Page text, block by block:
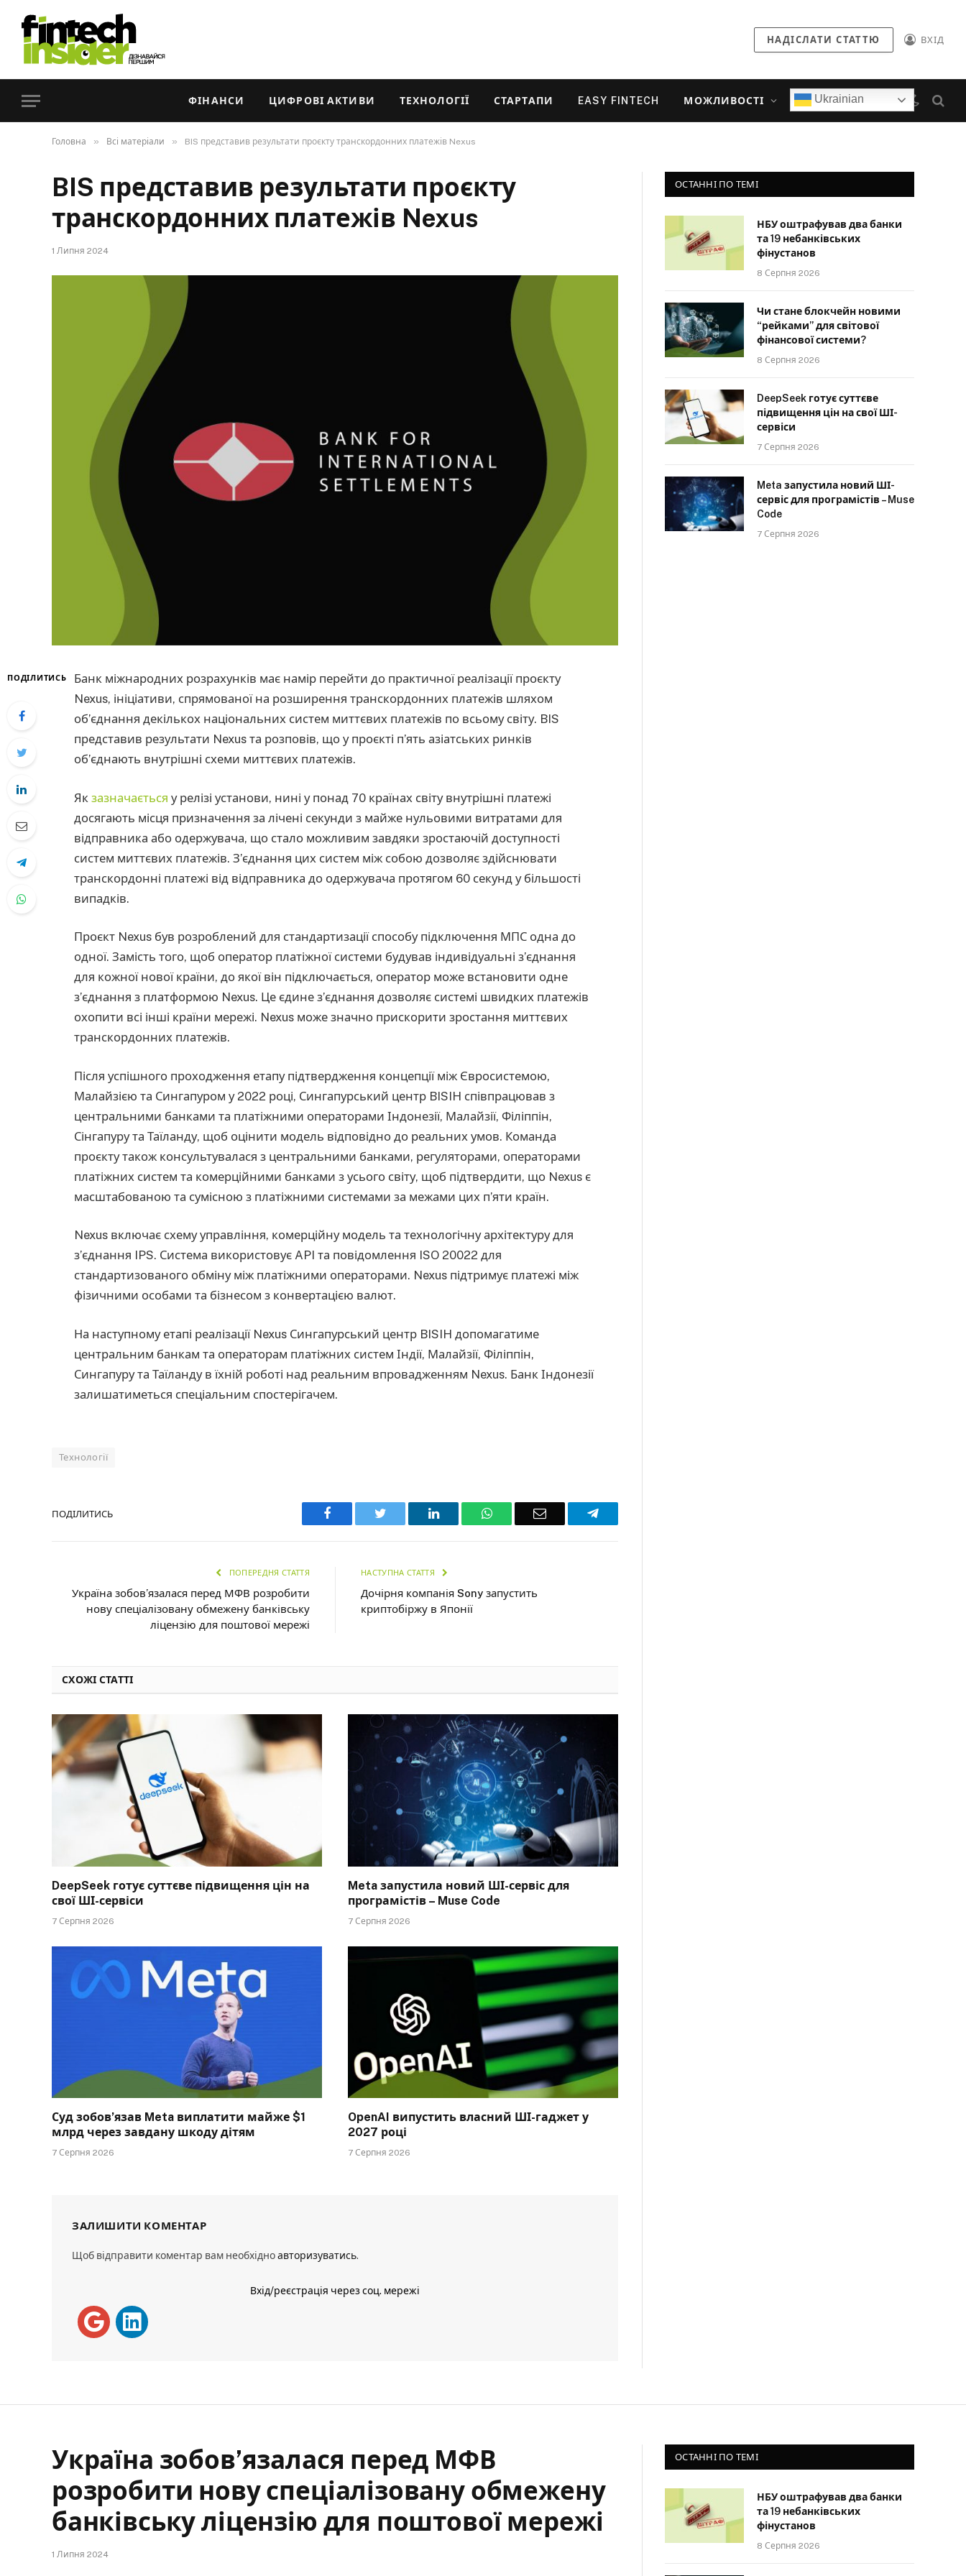
НАДІСЛАТИ СТАТТЮ ВХІД
ФІНАНСИ ЦИФРОВІ АКТИВИ ТЕХНОЛОГІЇ СТАРТАПИ EASY FINTECH МОЖЛИВОСТІ Ukrainian
Головна » Всі матеріали » BIS представив результати проєкту транскордонних платежів Nexus
BIS представив результати проєкту
транскордонних платежів Nexus
1 Липня 2024
ПОДІЛИТИСЬ
Банк міжнародних розрахунків має намір перейти до практичної реалізації проєкту
Nexus, ініціативи, спрямованої на розширення транскордонних платежів шляхом
об’єднання декількох національних систем миттєвих платежів по всьому світу. BIS
представив результати Nexus та розповів, що у проєкті п’ять азіатських ринків
об’єднають внутрішні схеми миттєвих платежів.
Як зазначається у релізі установи, нині у понад 70 країнах світу внутрішні платежі
досягають місця призначення за лічені секунди з майже нульовими витратами для
відправника або одержувача, що стало можливим завдяки зростаючій доступності
систем миттєвих платежів. З’єднання цих систем між собою дозволяє здійснювати
транскордонні платежі від відправника до одержувача протягом 60 секунд у більшості
випадків.
Проєкт Nexus був розроблений для стандартизації способу підключення МПС одна до
одної. Замість того, щоб оператор платіжної системи будував індивідуальні з’єднання
для кожної нової країни, до якої він підключається, оператор може встановити одне
з’єднання з платформою Nexus. Це єдине з’єднання дозволяє системі швидких платежів
охопити всі інші країни мережі. Nexus може значно прискорити зростання миттєвих
транскордонних платежів.
Після успішного проходження етапу підтвердження концепції між Євросистемою,
Малайзією та Сингапуром у 2022 році, Сингапурський центр BISIH співпрацював з
центральними банками та платіжними операторами Індонезії, Малайзії, Філіппін,
Сінгапуру та Таїланду, щоб оцінити модель відповідно до реальних умов. Команда
проєкту також консультувалася з центральними банками, регуляторами, операторами
платіжних систем та комерційними банками з усього світу, щоб підтвердити, що Nexus є
масштабованою та сумісною з платіжними системами за межами цих п’яти країн.
Nexus включає схему управління, комерційну модель та технологічну архітектуру для
з’єднання IPS. Система використовує API та повідомлення ISO 20022 для
стандартизованого обміну між платіжними операторами. Nexus підтримує платежі між
фізичними особами та бізнесом з конвертацією валют.
На наступному етапі реалізації Nexus Сингапурський центр BISIH допомагатиме
центральним банкам та операторам платіжних систем Індії, Малайзії, Філіппін,
Сингапуру та Таїланду в їхній роботі над реальним впровадженням Nexus. Банк Індонезії
залишатиметься спеціальним спостерігачем.
Технології
ПОДІЛИТИСЬ Facebook Twitter LinkedIn WhatsAppEmail Telegram
ПОПЕРЕДНЯ СТАТТЯ
Україна зобов’язалася перед МФВ розробити
нову спеціалізовану обмежену банківську
ліцензію для поштової мережі
НАСТУПНА СТАТТЯ
Дочірня компанія Sony запустить
криптобіржу в Японії
СХОЖІ СТАТТІ
DeepSeek готує суттєве підвищення цін на
свої ШІ-сервіси
7 Серпня 2026
Meta запустила новий ШІ-сервіс для
програмістів – Muse Code
7 Серпня 2026
Суд зобов’язав Meta виплатити майже $1
млрд через завдану шкоду дітям
7 Серпня 2026
OpenAI випустить власний ШІ-гаджет у
2027 році
7 Серпня 2026
ЗАЛИШИТИ КОМЕНТАР
Щоб відправити коментар вам необхідноавторизуватись.
Вхід/реєстрація через соц. мережі
ОСТАННІ ПО ТЕМІ
НБУ оштрафував два банки
та 19 небанківських
фінустанов
8 Серпня 2026
Чи стане блокчейн новими
“рейками” для світової
фінансової системи?
8 Серпня 2026
DeepSeek готує суттєве
підвищення цін на свої ШІ-
сервіси
7 Серпня 2026
Meta запустила новий ШІ-
сервіс для програмістів – Muse
Code
7 Серпня 2026
Україна зобов’язалася перед МФВ
розробити нову спеціалізовану обмежену
банківську ліцензію для поштової мережі
1 Липня 2024
ОСТАННІ ПО ТЕМІ
НБУ оштрафував два банки
та 19 небанківських
фінустанов
8 Серпня 2026